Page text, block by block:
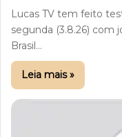
Lucas TV tem feito
segunda (3.8.26) com
Brasil…
Leia mais »